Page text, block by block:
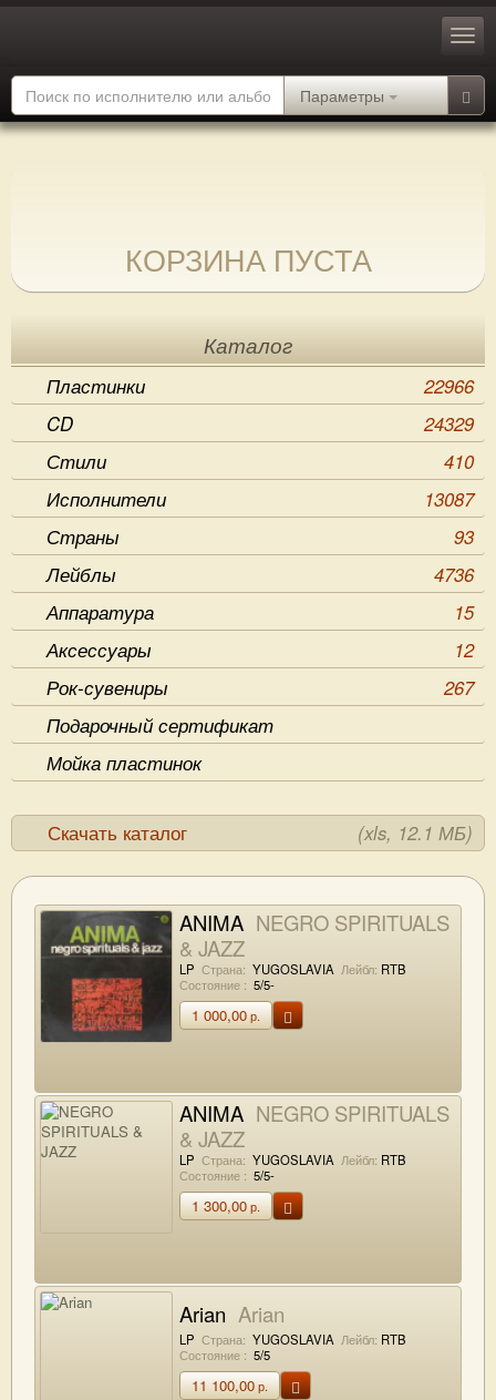
Параметры
КОРЗИНА ПУСТА
Каталог
Пластинки
22966
CD
24329
Стили
410
Исполнители
13087
Страны
93
Лейблы
4736
Аппаратура
15
Аксессуары
12
Рок-сувениры
267
Подарочный сертификат
Мойка пластинок
Скачать каталог (xls, 12.1 МБ)
ANIMA NEGRO SPIRITUALS
& JAZZ
LP Страна: YUGOSLAVIA Лейбл: RTB
Состояние : 5/5-
1 000,00р.
ANIMA NEGRO SPIRITUALS
& JAZZ
LP Страна: YUGOSLAVIA Лейбл: RTB
Состояние : 5/5-
1 300,00р.
Arian Arian
LP Страна: YUGOSLAVIA Лейбл: RTB
Состояние : 5/5
11 100,00р.